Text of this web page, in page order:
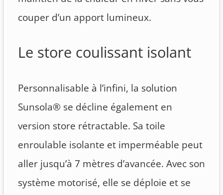
couper d’un apport lumineux.
Le store coulissant isolant
Personnalisable à l’infini, la solution
Sunsola® se décline également en
version store rétractable. Sa toile
enroulable isolante et imperméable peut
aller jusqu’à 7 mètres d’avancée. Avec son
système motorisé, elle se déploie et se